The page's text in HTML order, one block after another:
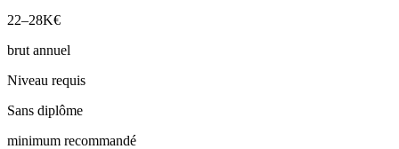
22–28K€
brut annuel
Niveau requis
Sans diplôme
minimum recommandé